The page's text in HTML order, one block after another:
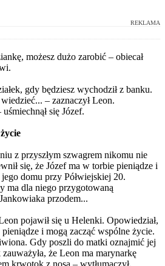
REKLAMA
możesz dużo zarobić – obiecał
gdy będziesz wychodził z banku.
– zaznaczył Leon.
się Józef.
z przyszłym szwagrem nikomu nie
się, że Józef ma w torbie pieniądze i
domu przy Półwiejskiej 20.
ma dla niego przygotowaną
przodem...
pojawił się u Helenki. Opowiedział,
i mogą zacząć wspólne życie.
Gdy poszli do matki oznajmić jej
że Leon ma marynarkę
krwotok z nosa – wytłumaczył.